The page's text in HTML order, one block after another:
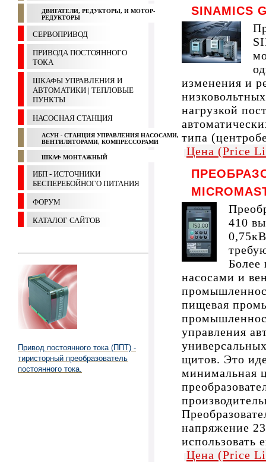
ДВИГАТЕЛИ, РЕДУКТОРЫ, И МОТОР-
РЕДУКТОРЫ
СЕРВОПРИВОД
ПРИВОДА ПОСТОЯННОГО
ТОКА
ШКАФЫ УПРАВЛЕНИЯ И
АВТОМАТИКИ | ТЕПЛОВЫЕ
ПУНКТЫ
НАСОСНАЯ СТАНЦИЯ
АСУН - СТАНЦИЯ УПРАВЛЕНИЯ НАСОСАМИ,
ВЕНТИЛЯТОРАМИ, КОМПРЕССОРАМИ
ШКАФ МОНТАЖНЫЙ
ИБП - ИСТОЧНИКИ
БЕСПЕРЕБОЙНОГО ПИТАНИЯ
ФОРУМ
КАТАЛОГ САЙТОВ
Привод постоянного тока (ППТ) -
тиристорный преобразователь
постоянного тока.
SINAMICS
изменения и
нагрузкой
типа
Цена (Price
410
Более
насосами и
пищевая
управления
щитов. Это
минимальная
напряжение
использовать
Цена (Price